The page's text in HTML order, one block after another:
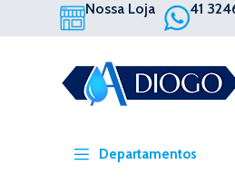
Nossa Loja 41
Departamentos